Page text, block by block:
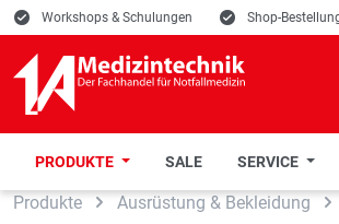
Hauptinhalt springen
Zur Suche springen
Zur Hauptnavigation springen
E Workshops & Schulungen E Shop-
PRODUKTE SALE SERVICE
Produkte Ausrüstung & Bekleidung